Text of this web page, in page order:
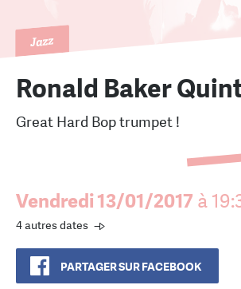
Jazz
Ronald Baker
Great Hard Bop trumpet !
Vendredi 13/01/2017 à
4 autres dates
PARTAGER SUR FACEBOOK